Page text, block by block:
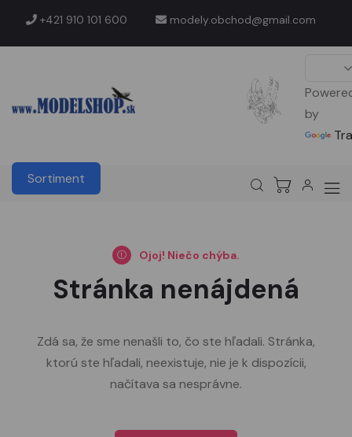
+421 910 101 600 modely.obchod@gmail.com
by
Sortiment
Ojoj! Niečo chýba.
Stránka nenájdená
Zdá sa, že sme nenašli to, čo ste hľadali. Stránka,
ktorú ste hľadali, neexistuje, nie je k dispozícii,
načítava sa nesprávne.